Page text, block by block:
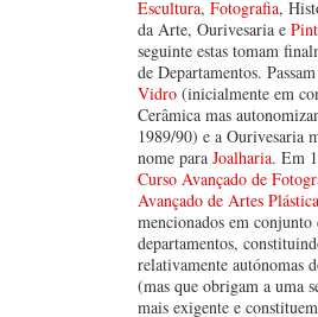
Escultura, Fotografia,
da Arte, Ourivesaria e
seguinte estas tomam
de Departamentos.
Vidro (inicialmente em
Cerâmica mas
1989/90) e a Ourivesaria
nome para Joalharia. Em
Curso Avançado de
Avançado de Artes
mencionados em conjunto
departamentos,
relativamente autónomas
(mas que obrigam a uma
mais exigente e